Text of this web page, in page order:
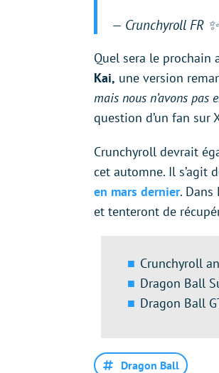
— Crunchyroll FR
Quel sera le prochain
Kai, une version
mais nous n’avons pas
question d’un fan sur
Crunchyroll devrait
cet automne. Il s’agit
en mars dernier. Dans
et tenteront de
Crunchyroll
Dragon Ball
Dragon Ball
Dragon Ball